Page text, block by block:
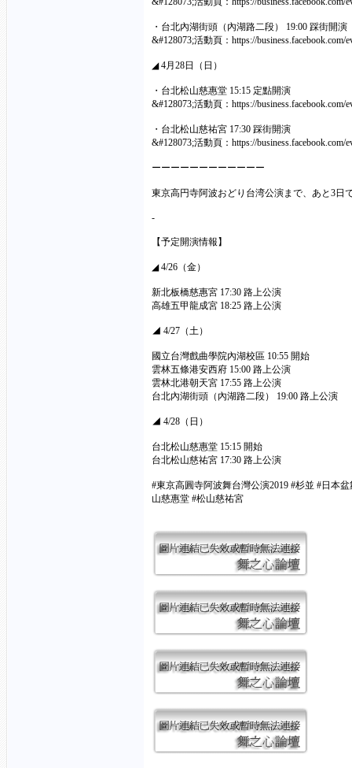
・台北內湖街頭（內湖路二段） 19:00 踩街開演
&#128073;活動頁： https://business.facebook.com/
◢ 4月28日（日）
・台北松山慈惠堂 15:15 定點開演
&#128073;活動頁： https://business.facebook.com/
・台北松山慈祐宮 17:30 踩街開演
&#128073;活動頁： https://business.facebook.com/
ーーーーーーーーーーーー
東京高円寺阿波おどり台湾公演まで、あと3日
-
【予定開演情報】
◢ 4/26（金）
新北板橋慈惠宮 17:30 路上公演
高雄五甲龍成宮 18:25 路上公演
◢ 4/27（土）
國立台灣戲曲學院內湖校區 10:55 開始
雲林五條港安西府 15:00 路上公演
雲林北港朝天宮 17:55 路上公演
台北內湖街頭（內湖路二段） 19:00 路上公演
◢ 4/28（日）
台北松山慈惠堂 15:15 開始
台北松山慈祐宮 17:30 路上公演
#東京高圓寺阿波舞台灣公演2019 #杉並 #日本
山慈惠堂 #松山慈祐宮